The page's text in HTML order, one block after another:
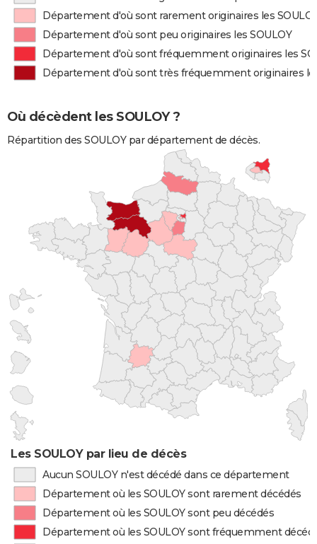
Département d'où sont rarement originaires les
Département d'où sont peu originaires les SOULOY
Département d'où sont fréquemment originaires les
Département d'où sont très fréquemment originaires
Où décèdent les SOULOY ?
Répartition des SOULOY par département de décès.
Les SOULOY par lieu de décès
Aucun SOULOY n'est décédé dans ce département
Département où les SOULOY sont rarement décédés
Département où les SOULOY sont peu décédés
Département où les SOULOY sont fréquemment